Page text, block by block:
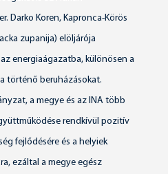
Darko Koren, Kapronca-Körös
zupanija) elöljárója
energiaágazatba, különösen a
történő beruházásokat.
a megye és az INA több
rendkívül pozitív
fejlődésére és a helyiek
ezáltal a megye egész